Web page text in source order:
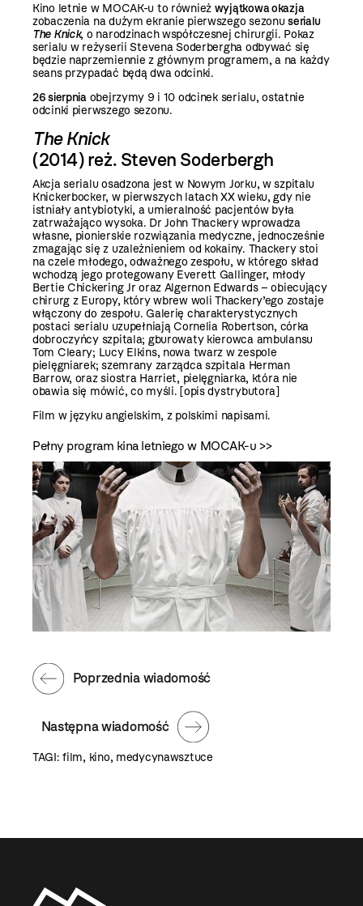
Kino letnie w MOCAK-u to również wyjątkowa okazja
zobaczenia na dużym ekranie pierwszego sezonuserialu
The Knick, o narodzinach współczesnej chirurgii. Pokaz
serialu w reżyserii Stevena Soderbergha odbywać się
będzie naprzemiennie z głównym programem, a na każdy
seans przypadać będą dwa odcinki.
26 sierpniaobejrzymy 9 i 10 odcinek serialu, ostatnie
odcinki pierwszego sezonu.
The Knick
(2014) reż. Steven Soderbergh
Akcja serialu osadzona jest w Nowym Jorku, w szpitalu
Knickerbocker, w pierwszych latach XX wieku, gdy nie
istniały antybiotyki, a umieralność pacjentów była
zatrważająco wysoka. Dr John Thackery wprowadza
własne, pionierskie rozwiązania medyczne, jednocześnie
zmagając się z uzależnieniem od kokainy. Thackery stoi
na czele młodego, odważnego zespołu, w którego skład
wchodzą jego protegowany Everett Gallinger, młody
Bertie Chickering Jr oraz Algernon Edwards – obiecujący
chirurg z Europy, który wbrew woli Thackery’ego zostaje
włączony do zespołu. Galerię charakterystycznych
postaci serialu uzupełniają Cornelia Robertson, córka
dobroczyńcy szpitala; gburowaty kierowca ambulansu
Tom Cleary; Lucy Elkins, nowa twarz w zespole
pielęgniarek; szemrany zarządca szpitala Herman
Barrow, oraz siostra Harriet, pielęgniarka, która nie
obawia się mówić, co myśli. [opis dystrybutora]
Film w języku angielskim, z polskimi napisami.
Pełny program kina letniego w MOCAK-u >>
Następna wiadomość
Poprzednia wiadomość
TAGI:film, kino, medycynawsztuce